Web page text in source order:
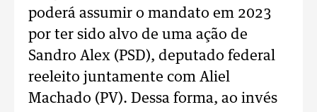
poderá assumir o mandato em 2023
por ter sido alvo de uma ação de
Sandro Alex (PSD), deputado federal
reeleito juntamente com Aliel
Machado (PV). Dessa forma, ao invés